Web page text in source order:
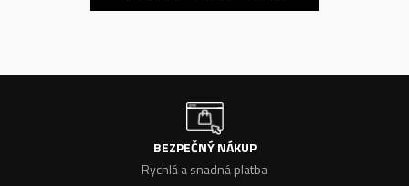
BEZPEČNÝ NÁKUP
Rychlá a snadná platba